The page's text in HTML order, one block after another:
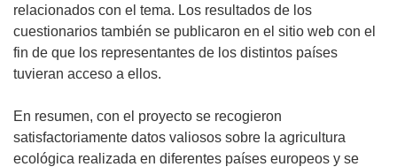
relacionados con el tema. Los resultados de los
cuestionarios también se publicaron en el sitio web con el
fin de que los representantes de los distintos países
tuvieran acceso a ellos.
En resumen, con el proyecto se recogieron
satisfactoriamente datos valiosos sobre la agricultura
ecológica realizada en diferentes países europeos y se